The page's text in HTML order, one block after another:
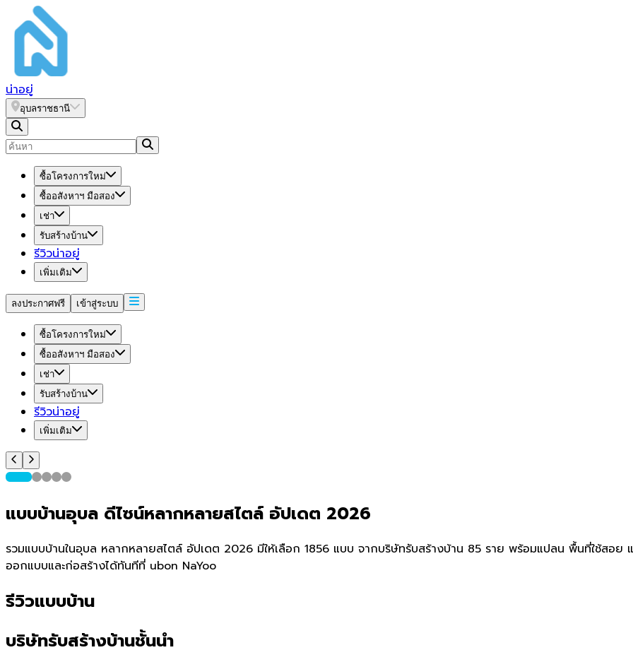
น่าอยู่
อุบลราชธานี
ซื้อโครงการใหม่
ซื้ออสังหาฯ มือสอง
เช่า
รับสร้างบ้าน
รีวิวน่าอยู่
เพิ่มเติม
ลงประกาศฟรี เข้าสู่ระบบ
ซื้อโครงการใหม่
ซื้ออสังหาฯ มือสอง
เช่า
รับสร้างบ้าน
รีวิวน่าอยู่
เพิ่มเติม
แบบบ้านอุบล ดีไซน์หลากหลายสไตล์ อัปเดต 2026
รวมแบบบ้านในอุบล หลากหลายสไตล์ อัปเดต 2026 มีให้เลือก 1856 แบบ จากบริษัทรับสร้างบ้าน 85 ราย พร้อมแปลน พื้นที่ใช้สอย แ
ออกแบบและก่อสร้างได้ทันทีที่ ubon NaYoo
รีวิวแบบบ้าน
บริษัทรับสร้างบ้านชั้นนำ